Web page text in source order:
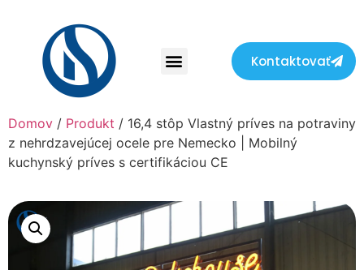
Kontaktovať
Domov / Produkt / 16,4 stôp Vlastný príves na potraviny
z nehrdzavejúcej ocele pre Nemecko | Mobilný
kuchynský príves s certifikáciou CE